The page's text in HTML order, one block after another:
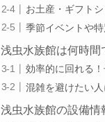
お土産・ギフト
季節イベントや
浅虫水族館は何時
効率的に回れる
混雑を避けたい
浅虫水族館の設備情